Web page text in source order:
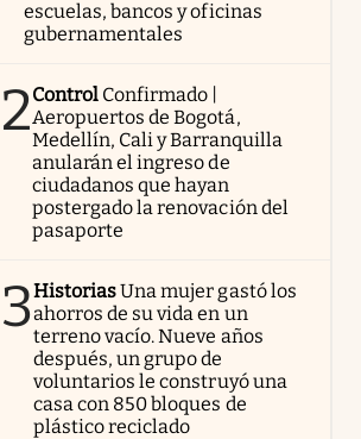
escuelas, bancos y oficinas
gubernamentales
2Control Confirmado |
Aeropuertos de Bogotá,
Medellín, Cali y Barranquilla
anularán el ingreso de
ciudadanos que hayan
postergado la renovación del
pasaporte
3HistoriasUna mujer gastó los
ahorros de su vida en un
terreno vacío. Nueve años
después, un grupo de
voluntarios le construyó una
casa con 850 bloques de
plástico reciclado